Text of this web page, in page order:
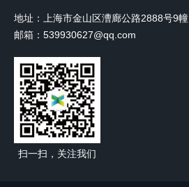
地址：上海市金山区漕廊公路2888号9幢
邮箱：539930627@qq.com
扫一扫，关注我们